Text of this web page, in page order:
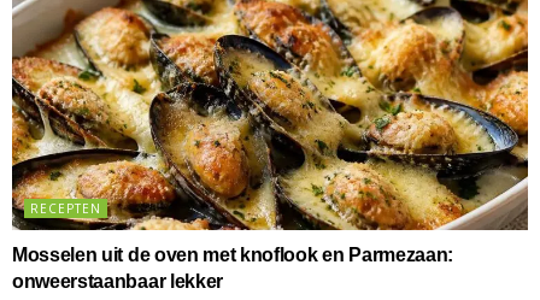
RECEPTEN
Mosselen uit de oven met knoflook en Parmezaan:
onweerstaanbaar lekker